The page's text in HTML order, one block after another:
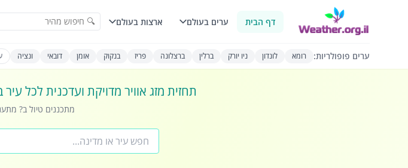
דף הבית ערים בעולם ארצות בעולם 🔍 חיפוש מהיר
ערים פופולריות: רומא לונדון ניו יורק ברלין ברצלונה פריז בנקוק אומן דובאי ונציה
תחזית מזג אוויר מדויקת ועדכנית לכל
מתכננים טיול ב?